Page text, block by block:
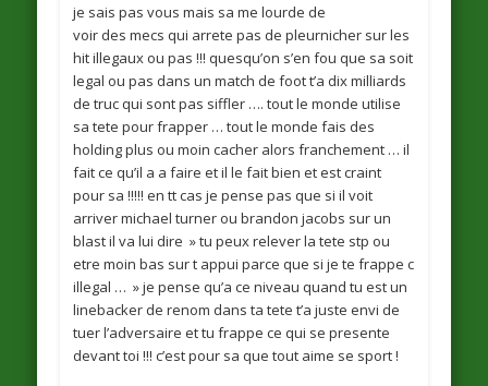
je sais pas vous mais sa me lourde de
voir des mecs qui arrete pas de pleurnicher sur les
hit illegaux ou pas !!! quesqu’on s’en fou que sa soit
legal ou pas dans un match de foot t’a dix milliards
de truc qui sont pas siffler …. tout le monde utilise
sa tete pour frapper … tout le monde fais des
holding plus ou moin cacher alors franchement … il
fait ce qu’il a a faire et il le fait bien et est craint
pour sa !!!!! en tt cas je pense pas que si il voit
arriver michael turner ou brandon jacobs sur un
blast il va lui dire » tu peux relever la tete stp ou
etre moin bas sur t appui parce que si je te frappe c
illegal … » je pense qu’a ce niveau quand tu est un
linebacker de renom dans ta tete t’a juste envi de
tuer l’adversaire et tu frappe ce qui se presente
devant toi !!! c’est pour sa que tout aime se sport !